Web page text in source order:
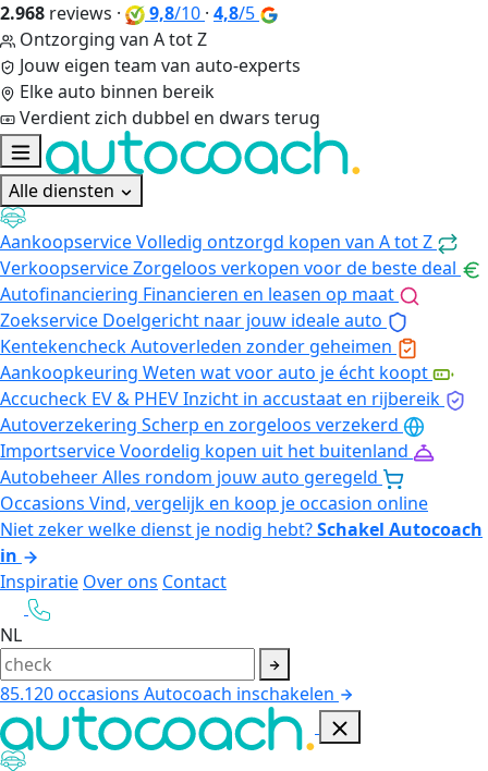
2.968 reviews · 9,8/10 · 4,8/5
Ontzorging van A tot Z
Jouw eigen team van auto-experts
Elke auto binnen bereik
Verdient zich dubbel en dwars terug
Alle diensten
AankoopserviceVolledig ontzorgd kopen van A tot Z
VerkoopserviceZorgeloos verkopen voor de beste deal
Autofinanciering Financieren en leasen op maat
Zoekservice Doelgericht naar jouw ideale auto
KentekencheckAutoverleden zonder geheimen
Aankoopkeuring Weten wat voor auto je écht koopt
Accucheck EV & PHEVInzicht in accustaat en rijbereik
Autoverzekering Scherp en zorgeloos verzekerd
ImportserviceVoordelig kopen uit het buitenland
AutobeheerAlles rondom jouw auto geregeld
Occasions Vind, vergelijk en koop je occasion online
Niet zeker welke dienst je nodig hebt?Schakel Autocoach
in
Inspiratie Over ons Contact
NL
85.120occasions Autocoach inschakelen